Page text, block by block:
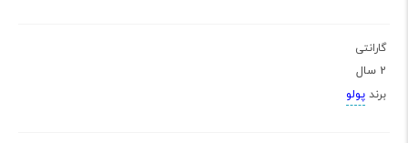
گارانتی
2 سال
برند پولو